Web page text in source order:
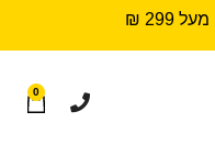
₪
0